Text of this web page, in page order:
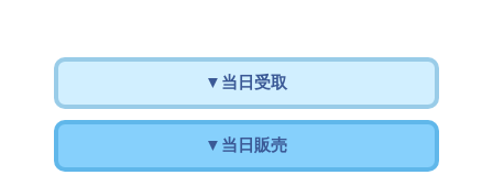
▼当日受取
▼当日販売